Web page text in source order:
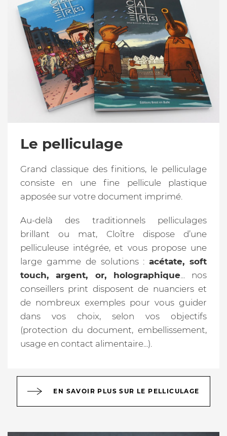
EN SAVOIR PLUS SUR LE PELLICULAGE
Le pelliculage
Grand classique des finitions, le pelliculage
consiste en une fine pellicule plastique
apposée sur votre document imprimé.
Au-delà des traditionnels pelliculages
brillant ou mat, Cloître dispose d’une
pelliculeuse intégrée, et vous propose une
large gamme de solutions :acétate, soft
touch, argent, or, holographique... nos
conseillers print disposent de nuanciers et
de nombreux exemples pour vous guider
dans vos choix, selon vos objectifs
(protection du document, embellissement,
usage en contact alimentaire...).